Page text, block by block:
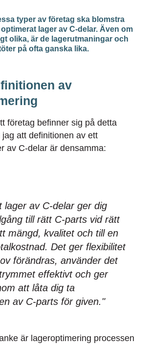
typer av företag ska blomstra
lager av C-delar. Även om
olika, är de lagerutmaningar och
på ofta ganska lika.
av
företag befinner sig på detta
att definitionen av ett
av C-delar är densamma:
lager av C-delar ger dig
till rätt C-parts vid rätt
mängd, kvalitet och till en
Det ger flexibilitet
förändras, använder det
effektivt och ger
att låta dig ta
av C-parts för given."
är lageroptimering processen